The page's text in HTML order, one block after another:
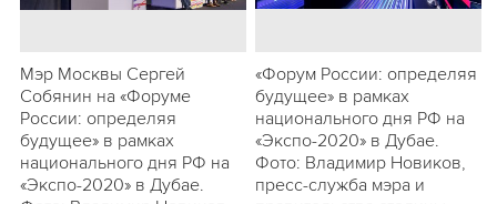
Мэр Москвы Сергей
Собянин на «Форуме
России: определяя
будущее» в рамках
национального дня РФ на
«Экспо-2020» в Дубае.
«Форум России: определяя
будущее» в рамках
национального дня РФ на
«Экспо-2020» в Дубае.
Фото: Владимир Новиков,
пресс-служба мэра и